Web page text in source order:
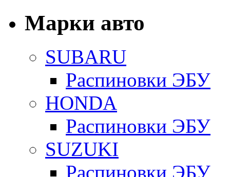
Марки авто
SUBARU
Распиновки ЭБУ
HONDA
Распиновки ЭБУ
SUZUKI
Распиновки ЭБУ